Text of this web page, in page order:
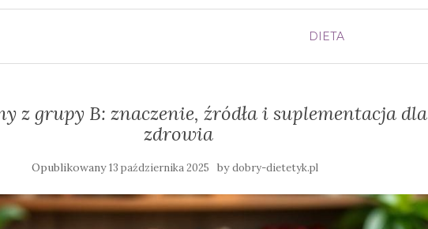
DIETA
z grupy B: znaczenie, źródła i suplementacja dla
zdrowia
Opublikowany13 października 2025 bydobry-dietetyk.pl